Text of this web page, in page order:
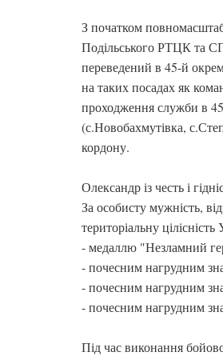
З початком
Подільського РТЦК та
переведений в 45-й
на таких посадах як
проходження служби в
(с.Новобахмутівка,
кордону.
Олександр із честь і
За особисту мужність,
територіальну
- медаллю "Незламний
- почесним нагрудним
- почесним нагрудним
- почесним нагрудним
Під час виконання